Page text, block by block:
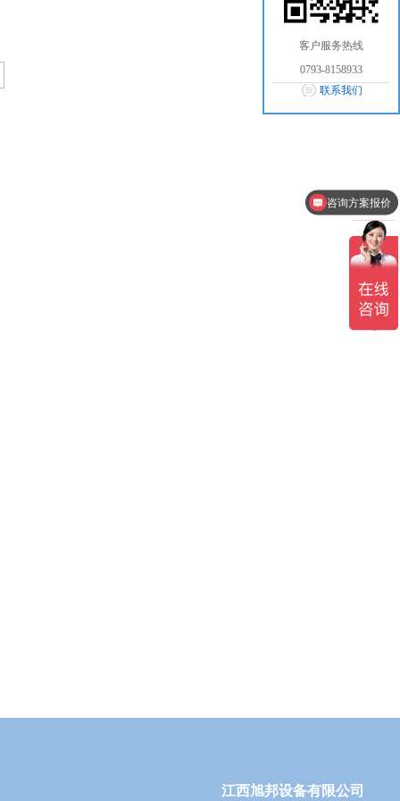
客户服务热线
0793-8158933
联系我们
江西旭邦设备有限公司
咨询方案报价